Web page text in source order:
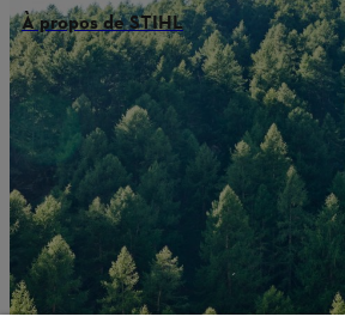
À propos de STIHL